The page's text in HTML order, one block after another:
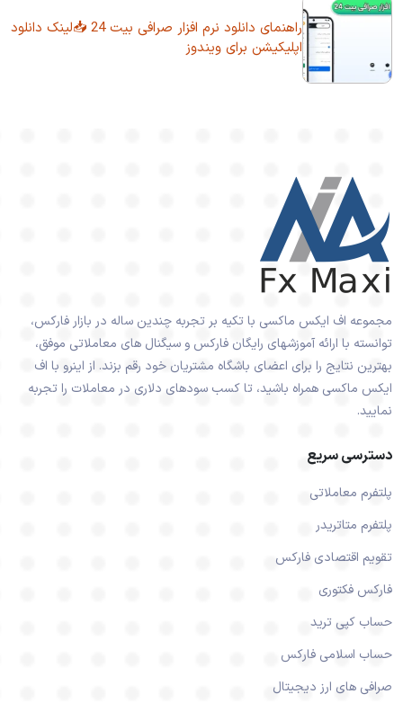
راهنمای دانلود نرم افزار صرافی بیت 24 📥لینک دانلود
اپلیکیشن برای ویندوز
مجموعه اف ایکس ماکسی با تکیه بر تجربه چندین ساله در بازار فارکس،
توانسته با ارائه آموزشهای رایگان فارکس و سیگنال های معاملاتی موفق،
بهترین نتایج را برای اعضای باشگاه مشتریان خود رقم بزند. از اینرو با اف
ایکس ماکسی همراه باشید، تا کسب سودهای دلاری در معاملات را تجربه
نمایید.
دسترسی سریع
پلتفرم معاملاتی
پلتفرم متاتریدر
تقویم اقتصادی فارکس
فارکس فکتوری
حساب کپی ترید
حساب اسلامی فارکس
صرافی های ارز دیجیتال